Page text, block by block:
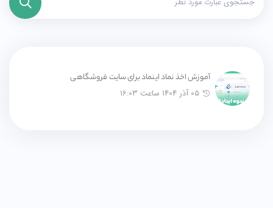
آموزش اخذ نماد اینماد برای سایت فروشگاهی
05 آذر 1404 ساعت 16:03